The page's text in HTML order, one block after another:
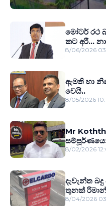
මෝටර් රථ
කට අරී...
8/06/2026
ඇමති හා
වෙයි..
8/05/2026
Mr
8/02/2026
දැවැන්ත
තුනක්
8/04/2026